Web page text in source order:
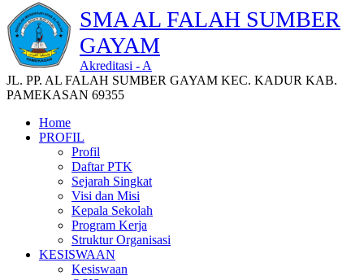
SMA AL FALAH SUMBER
GAYAM
Akreditasi - A
JL. PP. AL FALAH SUMBER GAYAM KEC. KADUR KAB.
PAMEKASAN 69355
Home
PROFIL
Profil
Daftar PTK
Sejarah Singkat
Visi dan Misi
Kepala Sekolah
Program Kerja
Struktur Organisasi
KESISWAAN
Kesiswaan